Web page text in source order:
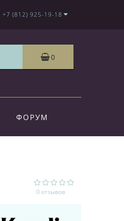
+7 (812) 925-19-18
0
ФОРУМ
0 отзывов